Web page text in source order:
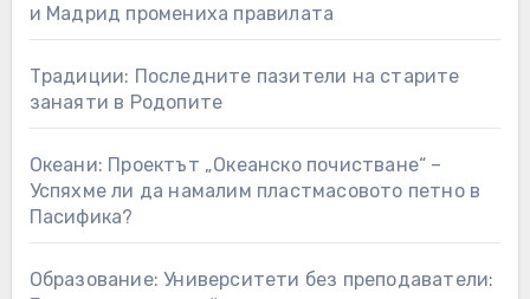
и Мадрид промениха правилата
Традиции: Последните пазители на старите
занаяти в Родопите
Океани: Проектът „Океанско почистване“ –
Успяхме ли да намалим пластмасовото петно в
Пасифика?
Образование: Университети без преподаватели: